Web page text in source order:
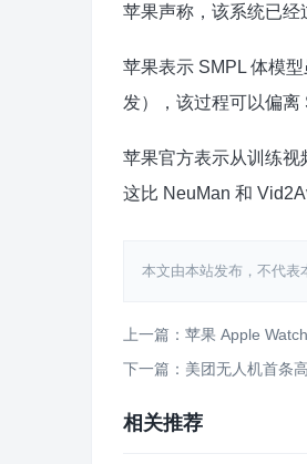
苹果声称，该系统已经
苹果表示 SMPL 体模
发），该过程可以偏离
苹果官方表示从训练视
这比 NeuMan 和
本文由本站发布，不代
上一篇：苹果 Apple
下一篇：美团无人机首条
相关推荐